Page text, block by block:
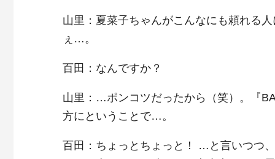
山里：夏菜子ちゃんがこんなにも頼れる
ぇ…。
百田：なんですか？
山里：…ポンコツだったから（笑）。『
方にということで…。
百田：ちょっとちょっと！ …と言いつつ